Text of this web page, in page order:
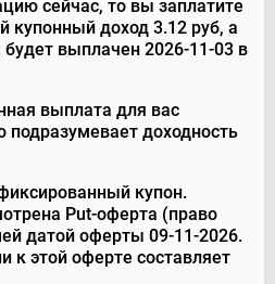
сейчас, то вы заплатите
купонный доход 3.12 руб, а
выплачен 2026-11-03 в
выплата для вас
подразумевает доходность
купон.
Put-оферта (право
датой оферты 09-11-2026.
к этой оферте составляет